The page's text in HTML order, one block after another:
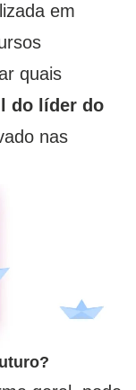
em
quais
do líder do
nas